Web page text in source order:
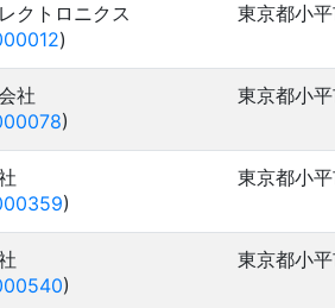
クトロニクス
)
東京都小
社
)
東京都小
)
東京都小
)
東京都小